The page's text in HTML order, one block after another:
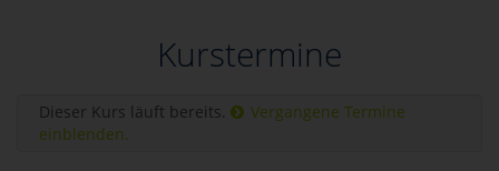
Kurstermine
Dieser Kurs läuft bereits.
Vergangene Termine
einblenden.